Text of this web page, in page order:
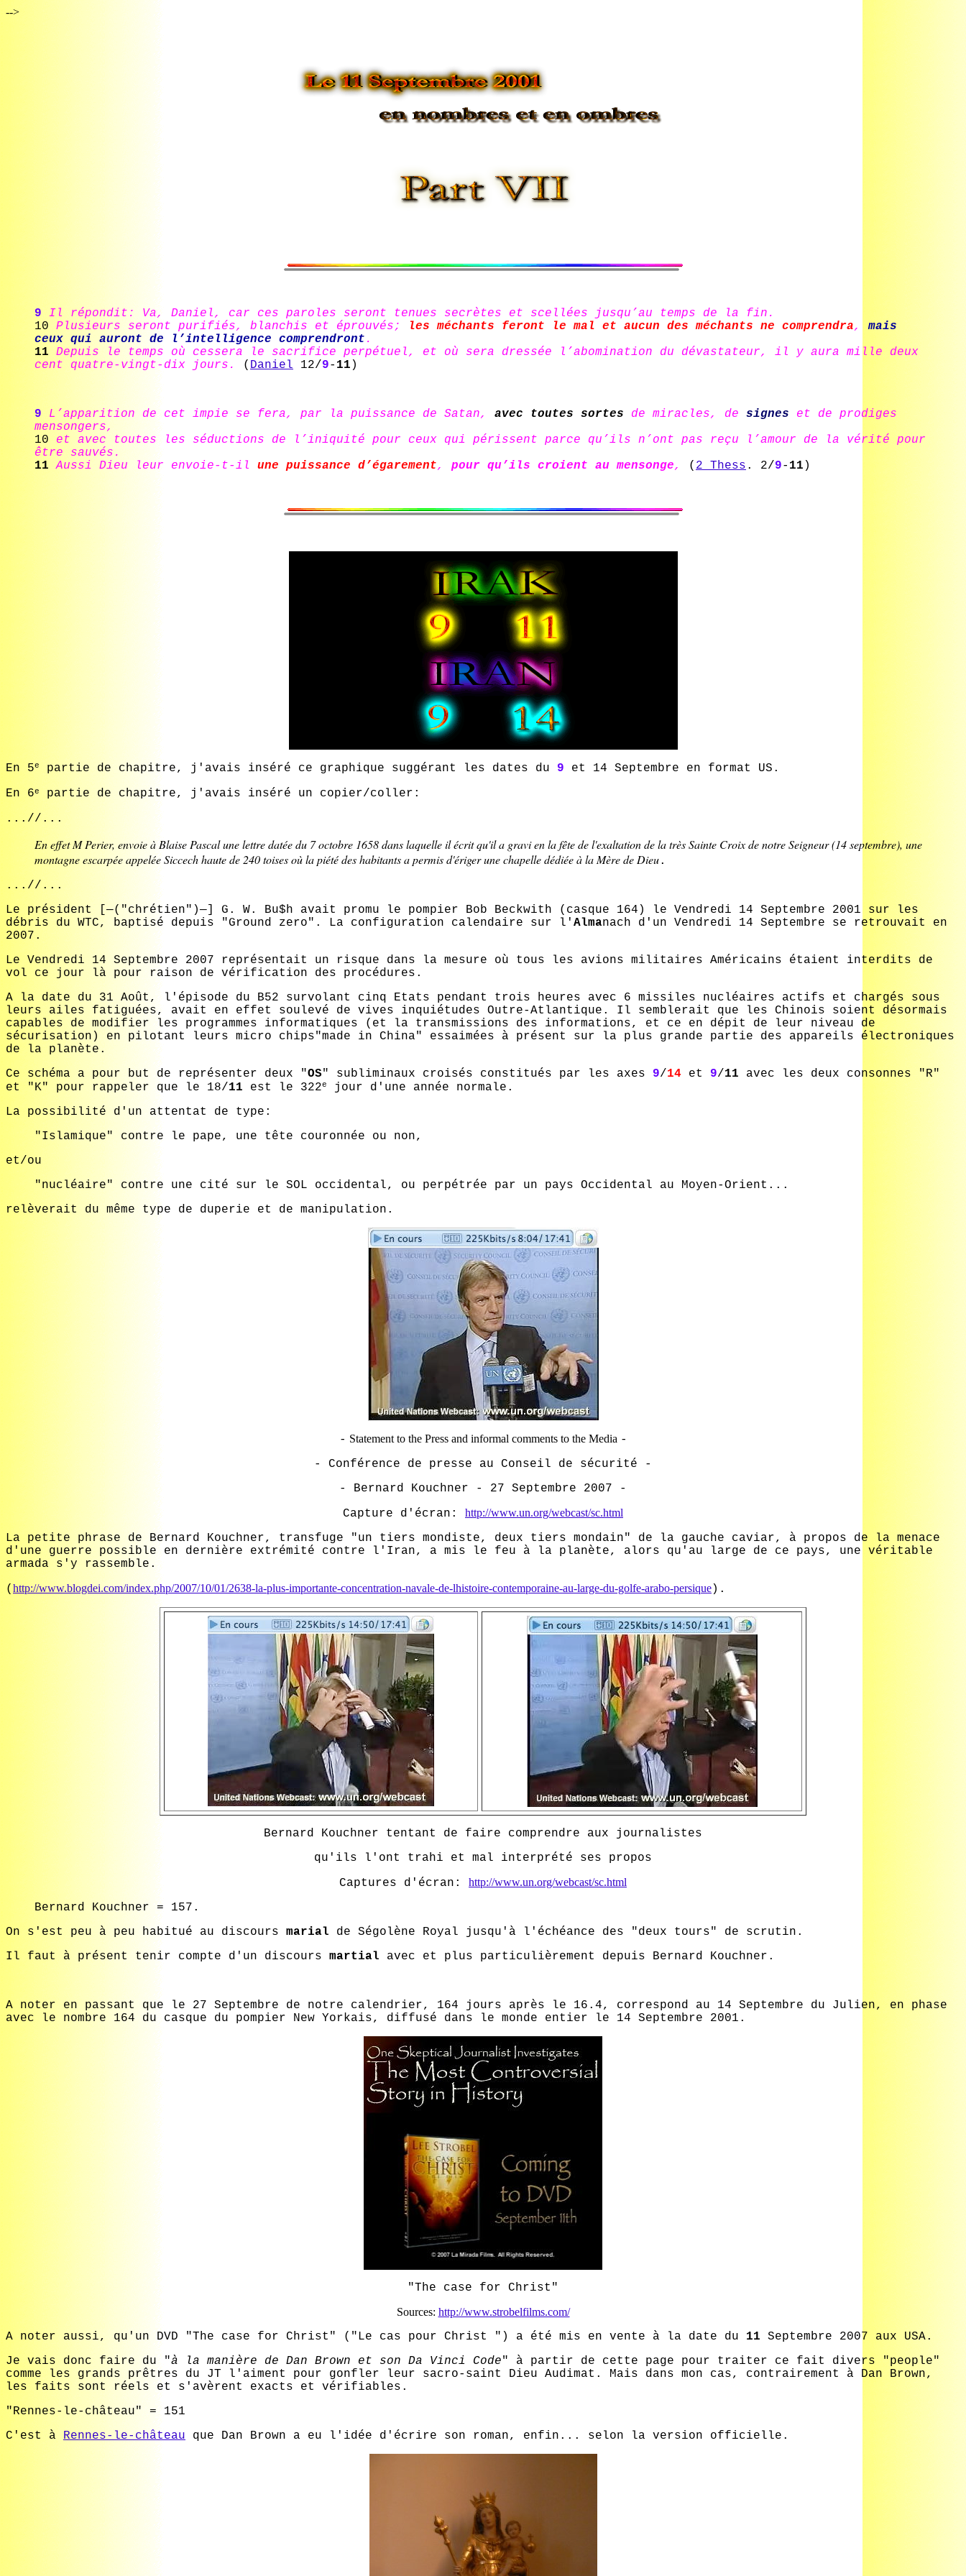
-->
9
Il répondit: Va, Daniel, car ces paroles seront tenues secrètes et scellées jusqu’au temps de la fin.
10 Plusieurs seront purifiés, blanchis et éprouvés; les méchants feront le mal et aucun des méchants ne comprendra,mais
ceux qui auront de l’intelligence comprendront .
11
Depuis le temps où cessera le sacrifice perpétuel, et où sera dressée l’abomination du dévastateur, il y aura mille deux
cent quatre-vingt-dix jours.
( Daniel 12/9- 11 )
9 L’apparition de cet impie se fera, par la puissance de Satan, avec toutes sortes de miracles, de signes et de prodiges
mensongers,
10 et avec toutes les séductions de l’iniquité pour ceux qui périssent parce qu’ils n’ont pas reçu l’amour de la vérité pour
être sauvés.
11
Aussi Dieu leur envoie-t-il une puissance d’égarement, pour qu’ils croient au mensonge, ( 2 Thess . 2/9- 11 )
En 5e partie de chapitre, j'avais inséré ce graphique suggérant les dates du 9 et 14 Septembre en format US.
En 6e
partie de chapitre, j'avais inséré un copier/coller:
...//...
En effet M Perier, envoie à Blaise Pascal une lettre datée du 7 octobre 1658 dans laquelle il écrit qu'il a gravi en la fête de l'exaltation de la très Sainte Croix de notre Seigneur (14 septembre), une
montagne escarpée appelée Siccech haute de 240 toises où la piété des habitants a permis d'ériger une chapelle dédiée à la Mère de Dieu.
...//...
Le président [—("chrétien")—] G. W. Bu$h avait promu le pompier Bob Beckwith (casque 164) le Vendredi 14 Septembre 2001 sur les
débris du WTC, baptisé depuis "Ground zero". La configuration calendaire sur l' Almanach d'un Vendredi 14 Septembre se retrouvait en
2007.
Le Vendredi 14 Septembre 2007 représentait un risque dans la mesure où tous les avions militaires Américains étaient interdits de
vol ce jour là pour raison de vérification des procédures.
A la date du 31 Août, l'épisode du B52 survolant cinq Etats pendant trois heures avec 6 missiles nucléaires actifs et chargés sous
leurs ailes fatiguées, avait en effet soulevé de vives inquiétudes Outre-Atlantique. Il semblerait que les Chinois soient désormais
capables de modifier les programmes informatiques (et la transmissions des informations, et ce en dépit de leur niveau de
sécurisation) en pilotant leurs micro chips"made in China" essaimées à présent sur la plus grande partie des appareils électroniques
de la planète.
Ce schéma a pour but de représenter deux "OS" subliminaux croisés constitués par les axes 9/14 et 9/11 avec les deux consonnes "R"
et "K" pour rappeler que le 18/11 est le 322e
jour d'une année normale.
La possibilité d'un attentat de type:
"Islamique" contre le pape, une tête couronnée ou non,
et/ou
"nucléaire" contre une cité sur le SOL occidental, ou perpétrée par un pays Occidental au Moyen-Orient...
relèverait du même type de duperie et de manipulation.
- Statement to the Press and informal comments to the Media -
- Conférence de presse au Conseil de sécurité -
- Bernard Kouchner - 27 Septembre 2007 -
Capture d'écran: http://www.un.org/webcast/sc.html
La petite phrase de Bernard Kouchner, transfuge "un tiers mondiste, deux tiers mondain" de la gauche caviar, à propos de la menace
d'une guerre possible en dernière extrémité contre l'Iran, a mis le feu à la planète, alors qu'au large de ce pays, une véritable
armada s'y rassemble.
( http://www.blogdei.com/index.php/2007/10/01/2638-la-plus-importante-concentration-navale-de-lhistoire-contemporaine-au-large-du-golfe-arabo-persique).
Bernard Kouchner tentant de faire comprendre aux journalistes
qu'ils l'ont trahi et mal interprété ses propos
Captures d'écran: http://www.un.org/webcast/sc.html
Bernard Kouchner = 157.
On s'est peu à peu habitué au discours marial de Ségolène Royal jusqu'à l'échéance des "deux tours" de scrutin.
Il faut à présent tenir compte d'un discours martial avec et plus particulièrement depuis Bernard Kouchner.
A noter en passant que le 27 Septembre de notre calendrier, 164 jours après le 16.4, correspond au 14 Septembre du Julien, en phase
avec le nombre 164 du casque du pompier New Yorkais, diffusé dans le monde entier le 14 Septembre 2001.
"The case for Christ"
Sources: http://www.strobelfilms.com/
A noter aussi, qu'un DVD "The case for Christ" ("Le cas pour Christ ") a été mis en vente à la date du 11 Septembre 2007 aux USA.
Je vais donc faire du "à la manière de Dan Brown et son Da Vinci Code" à partir de cette page pour traiter ce fait divers "people"
comme les grands prêtres du JT l'aiment pour gonfler leur sacro-saint Dieu Audimat. Mais dans mon cas, contrairement à Dan Brown,
les faits sont réels et s'avèrent exacts et vérifiables.
"Rennes-le-château" = 151
C'est à Rennes-le-château que Dan Brown a eu l'idée d'écrire son roman, enfin... selon la version officielle.